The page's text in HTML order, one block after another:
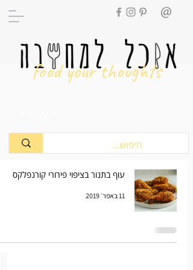
food your thoughts
עוף בתנור בציפוי פירורי קורנפלקס
11 באפר׳ 2019